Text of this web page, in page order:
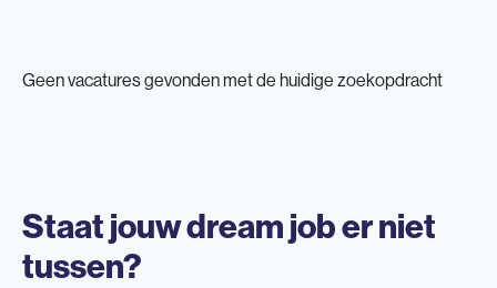
Geen vacatures gevonden met de huidige zoekopdracht
Staat jouw dream job er niet
tussen?